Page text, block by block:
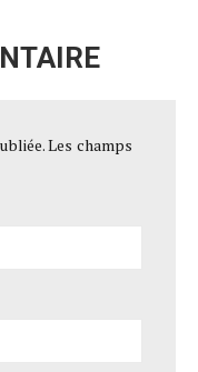
Les champs